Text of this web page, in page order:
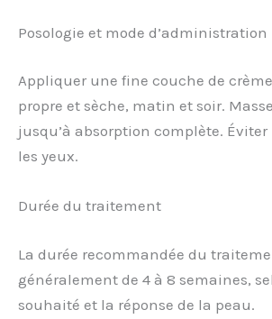
Posologie et mode d’administration
Appliquer une fine couche de
propre et sèche, matin et soir.
jusqu’à absorption complète.
les yeux.
Durée du traitement
La durée recommandée du
généralement de 4 à 8 semaines,
souhaité et la réponse de la peau.